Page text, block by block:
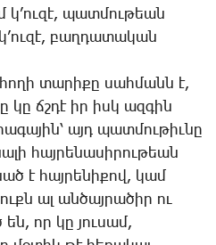
կ­’ու­զէ, պատ­մու­թեան
բաղ­դա­տա­կան
տա­րի­քը սահ­մանն է,
կը ճշդէ իր իսկ ազ­գին
այդ պատ­մու­թիւ­նը
հայ­րե­նա­սի­րու­թեան
է հայ­րե­նի­քով, կամ
ալ ան­ծայ­րա­ծիր ու
որ կը յու­սամ,